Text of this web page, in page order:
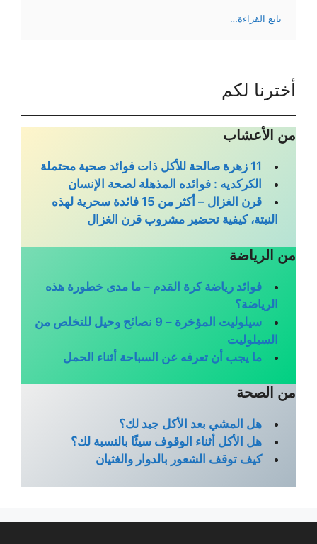
تابع القراءة…
بالنسبة
لك؟
أخترنا لكم
من الأعشاب
11 زهرة صالحة للأكل ذات فوائد صحية محتملة
الكركديه : فوائده المذهلة لصحة الإنسان
قرن الغزال – أكثر من 15 فائدة سحرية لهذه
النبتة، كيفية تحضير مشروب قرن الغزال
من الرياضة
فوائد رياضة كرة القدم – ما مدى خطورة هذه
الرياضة؟
سيلوليت المؤخرة – 9 نصائح وحيل للتخلص من
السيلوليت
ما يجب أن تعرفه عن السباحة أثناء الحمل
من الصحة
هل المشي بعد الأكل جيد لك؟
هل الأكل أثناء الوقوف سيئًا بالنسبة لك؟
كيف توقف الشعور بالدوار والغثيان